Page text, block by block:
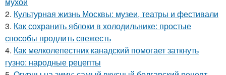
2. Культурная жизнь Москвы: музеи, театры и фестивали
3. Как сохранить яблоки в холодильнике: простые
способы продлить свежесть
4. Как мелколепестник канадский помогает заткнуть
гузно: народные рецепты